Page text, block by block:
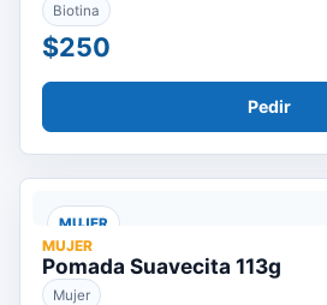
Biotina
$250
Pedir
MUJER
MUJER
Pomada Suavecita 113g
Mujer